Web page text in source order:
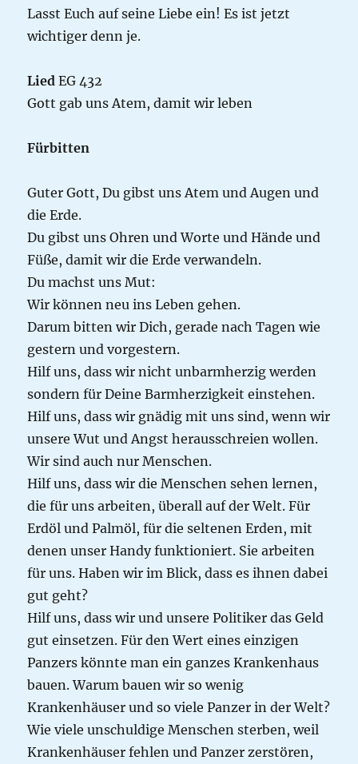
Lasst Euch auf seine Liebe ein! Es ist jetzt
wichtiger denn je.
Lied EG 432
Gott gab uns Atem, damit wir leben
Fürbitten
Guter Gott, Du gibst uns Atem und Augen und
die Erde.
Du gibst uns Ohren und Worte und Hände und
Füße, damit wir die Erde verwandeln.
Du machst uns Mut:
Wir können neu ins Leben gehen.
Darum bitten wir Dich, gerade nach Tagen wie
gestern und vorgestern.
Hilf uns, dass wir nicht unbarmherzig werden
sondern für Deine Barmherzigkeit einstehen.
Hilf uns, dass wir gnädig mit uns sind, wenn wir
unsere Wut und Angst herausschreien wollen.
Wir sind auch nur Menschen.
Hilf uns, dass wir die Menschen sehen lernen,
die für uns arbeiten, überall auf der Welt. Für
Erdöl und Palmöl, für die seltenen Erden, mit
denen unser Handy funktioniert. Sie arbeiten
für uns. Haben wir im Blick, dass es ihnen dabei
gut geht?
Hilf uns, dass wir und unsere Politiker das Geld
gut einsetzen. Für den Wert eines einzigen
Panzers könnte man ein ganzes Krankenhaus
bauen. Warum bauen wir so wenig
Krankenhäuser und so viele Panzer in der Welt?
Wie viele unschuldige Menschen sterben, weil
Krankenhäuser fehlen und Panzer zerstören,